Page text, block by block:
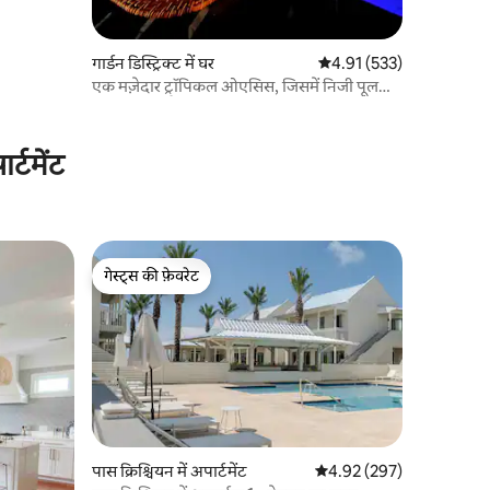
गार्डन डिस्ट्रिक्ट में घर औसत रेटिंग 5 में से 4.91,
4.91 (533)
एक मज़ेदार ट्रॉपिकल ओएसिस, जिसमें निजी पूल
गेस्ट्स की फ़ेवरेट
गेस्ट्स की फ़ेवरेट
पास क्रिश्चियन में अपार्टमेंट औसत रेटिंग 5 में से 4.92,
4.92 (297)